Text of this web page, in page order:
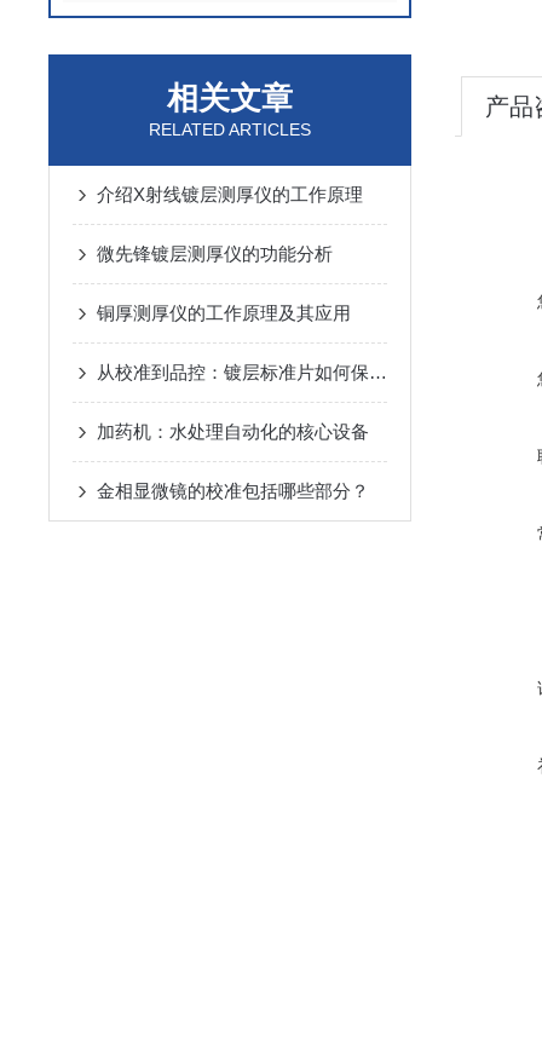
相关文章
RELATED ARTICLES
介绍X射线镀层测厚仪的工作原理
微先锋镀层测厚仪的功能分析
铜厚测厚仪的工作原理及其应用
从校准到品控：镀层标准片如何保障产品质量
加药机：水处理自动化的核心设备
金相显微镜的校准包括哪些部分？
产品